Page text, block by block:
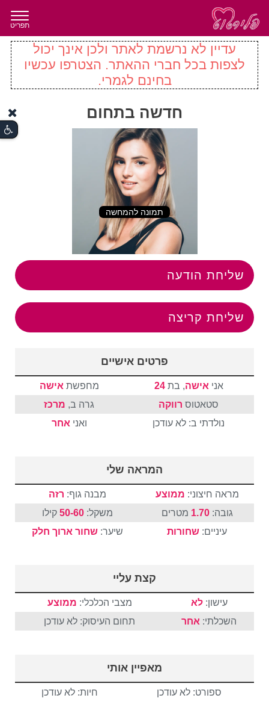
תפריט
עדיין לא נרשמת לאתר ולכן אינך יכול
לצפות בכל חברי ההאתר. הצטרפו עכשיו
בחינם לגמרי.
חדשה בתחום
תמונה להמחשה
שליחת הודעה
שליחת קריצה
פרטים אישיים
אני אישה, בת24 מחפשת אישה
סטאטוס רווקה גרה ב, מרכז
נולדתי ב: לא עודכן
ואני אחר
המראה שלי
מראה חיצוני: ממוצע מבנה גוף: רזה
גובה:1.70 מטרים משקל: 50-60 קילו
עיניים: שחורות שיער: שחור ארוך חלק
קצת עליי
עישון:לא מצבי הכלכלי: ממוצע
השכלתי: אחר תחום העיסוק: לא עודכן
מאפיין אותי
ספורט: לא עודכן
חיות: לא עודכן